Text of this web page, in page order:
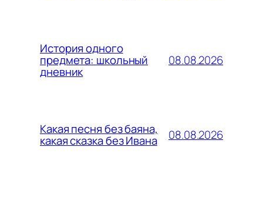
История одного
предмета: школьный
дневник
08.08.2026
Какая песня без баяна,
какая сказка без Ивана 08.08.2026